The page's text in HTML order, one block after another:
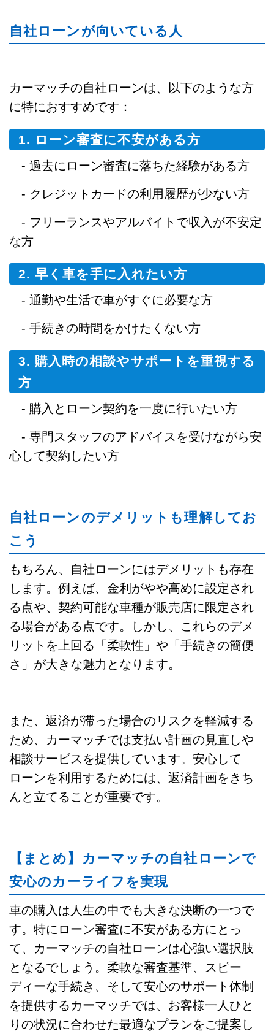
自社ローンが向いている人
カーマッチの自社ローンは、以下のような方
に特におすすめです：
1. ローン審査に不安がある方
- 過去にローン審査に落ちた経験がある方
- クレジットカードの利用履歴が少ない方
- フリーランスやアルバイトで収入が不安定
な方
2. 早く車を手に入れたい方
- 通勤や生活で車がすぐに必要な方
- 手続きの時間をかけたくない方
3. 購入時の相談やサポートを重視する
方
- 購入とローン契約を一度に行いたい方
- 専門スタッフのアドバイスを受けながら安
心して契約したい方
自社ローンのデメリットも理解してお
こう
もちろん、自社ローンにはデメリットも存在
します。例えば、金利がやや高めに設定され
る点や、契約可能な車種が販売店に限定され
る場合がある点です。しかし、これらのデメ
リットを上回る「柔軟性」や「手続きの簡便
さ」が大きな魅力となります。
また、返済が滞った場合のリスクを軽減する
ため、カーマッチでは支払い計画の見直しや
相談サービスを提供しています。安心して
ローンを利用するためには、返済計画をきち
んと立てることが重要です。
【まとめ】カーマッチの自社ローンで
安心のカーライフを実現
車の購入は人生の中でも大きな決断の一つで
す。特にローン審査に不安がある方にとっ
て、カーマッチの自社ローンは心強い選択肢
となるでしょう。柔軟な審査基準、スピー
ディーな手続き、そして安心のサポート体制
を提供するカーマッチでは、お客様一人ひと
りの状況に合わせた最適なプランをご提案し